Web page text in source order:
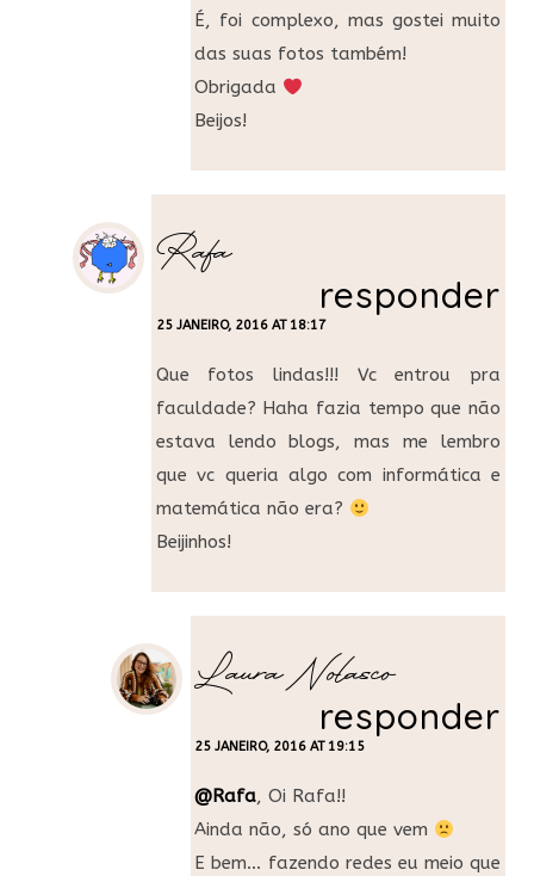
É, foi complexo, mas gostei muito
das suas fotos também!
Obrigada
Beijos!
Rafa
25 JANEIRO, 2016 AT 18:17
responder
Que fotos lindas!!! Vc entrou pra
faculdade? Haha fazia tempo que não
estava lendo blogs, mas me lembro
que vc queria algo com informática e
matemática não era?
Beijinhos!
Laura Nolasco
25 JANEIRO, 2016 AT 19:15
responder
@Rafa, Oi Rafa!!
Ainda não, só ano que vem
E bem… fazendo redes eu meio que